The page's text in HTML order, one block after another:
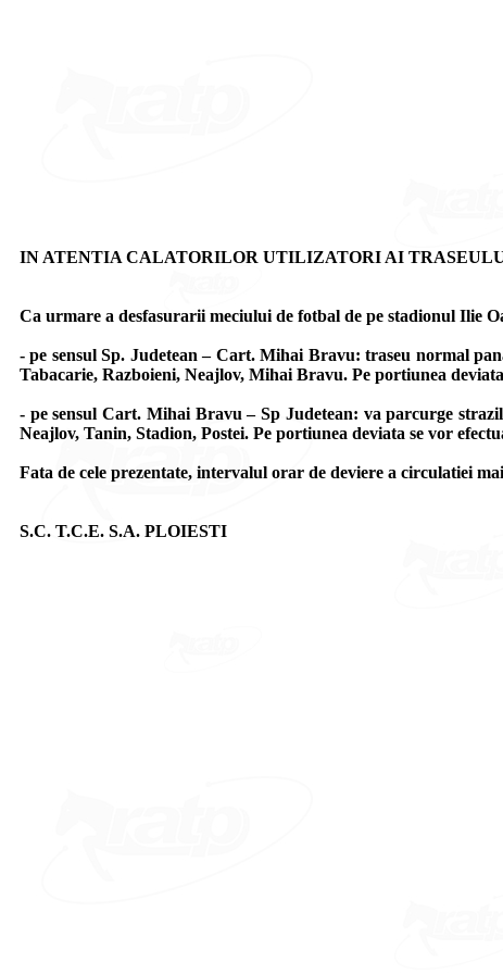
IN ATENTIA CALATORILOR UTILIZATORI AI
Ca urmare a desfasurarii meciului de fotbal de pe stadionul Ilie
- pe sensul Sp. Judetean – Cart. Mihai Bravu: traseu normal
Tabacarie, Razboieni, Neajlov, Mihai Bravu. Pe portiunea
- pe sensul Cart. Mihai Bravu – Sp Judetean: va parcurge
Neajlov, Tanin, Stadion, Postei. Pe portiunea deviata se vor
Fata de cele prezentate, intervalul orar de deviere a circulatiei
S.C. T.C.E. S.A. PLOIESTI